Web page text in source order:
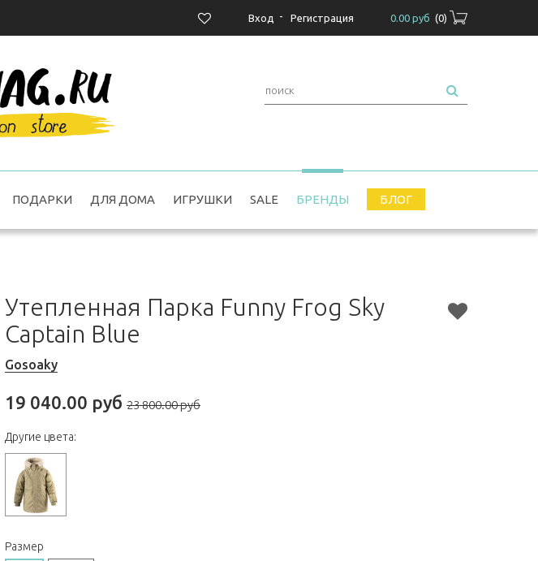
0.00 руб (0)
Вход - Регистрация
ПОДАРКИ ДЛЯ ДОМА ИГРУШКИ SALE БРЕНДЫ БЛОГ
Утепленная Парка Funny Frog Sky
Captain Blue
Gosoaky
19 040.00 руб 23 800.00 руб
Другие цвета:
Размер